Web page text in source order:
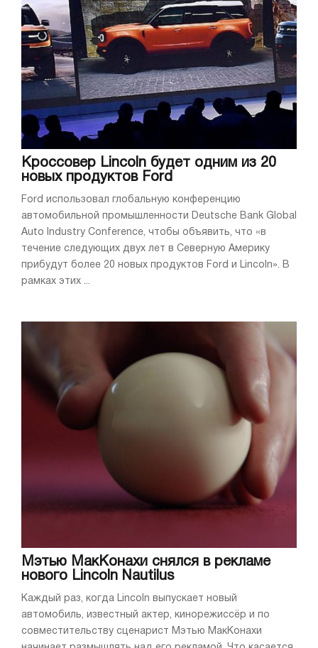
Кроссовер Lincoln будет одним из 20
новых продуктов Ford
Ford использовал глобальную конференцию
автомобильной промышленности Deutsche Bank Global
Auto Industry Conference, чтобы объявить, что «в
течение следующих двух лет в Северную Америку
прибудут более 20 новых продуктов Ford и Lincoln». В
рамках этих ...
Мэтью МакКонахи снялся в рекламе
нового Lincoln Nautilus
Каждый раз, когда Lincoln выпускает новый
автомобиль, известный актер, кинорежиссёр и по
совместительству сценарист Мэтью МакКонахи